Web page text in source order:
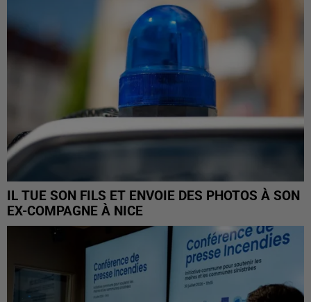
IL TUE SON FILS ET ENVOIE DES PHOTOS À SON
EX-COMPAGNE À NICE